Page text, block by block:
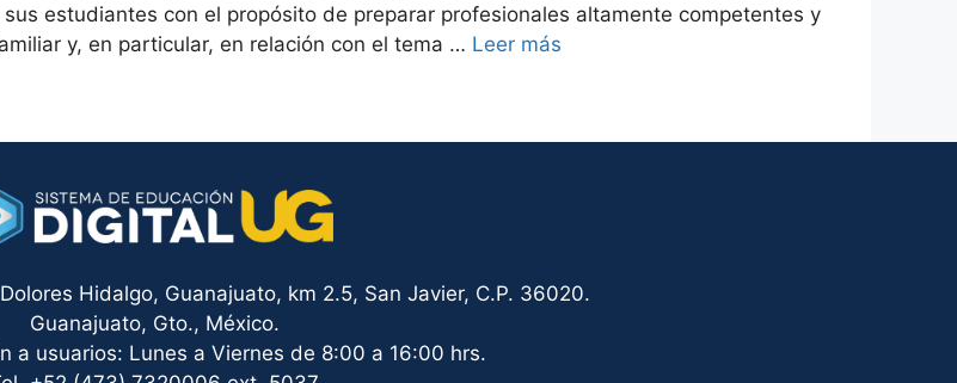
estudiantes con el propósito de preparar profesionales altamente competentes y
y, en particular, en relación con el tema … Leer más
Hidalgo, Guanajuato, km 2.5, San Javier, C.P. 36020.
Guanajuato, Gto., México.
a usuarios: Lunes a Viernes de 8:00 a 16:00 hrs.